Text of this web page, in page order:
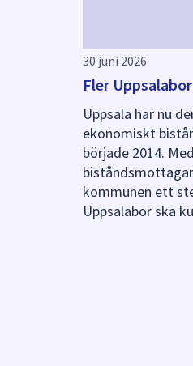
30 juni 2026
Fler
Uppsala har nu
ekonomiskt
började 2014.
kommunen ett
Uppsalabor ska